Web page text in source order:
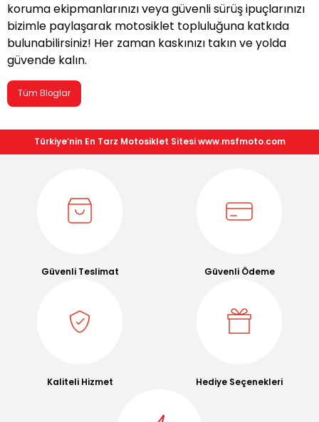
koruma ekipmanlarınızı veya güvenli sürüş ipuçlarınızı
bizimle paylaşarak motosiklet topluluğuna katkıda
bulunabilirsiniz! Her zaman kaskınızı takın ve yolda
güvende kalın.
Tüm Bloglar
Türkiye’nin En Tarz Motosiklet Sitesi www.msfmoto.com
Güvenli Teslimat Güvenli Ödeme
Kaliteli Hizmet Hediye Seçenekleri